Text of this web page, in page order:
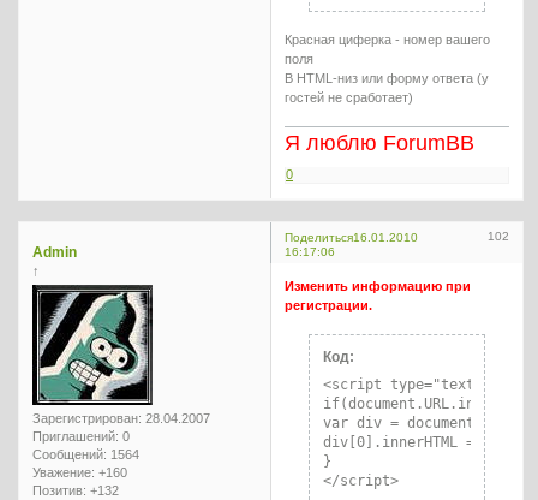
Красная циферка - номер вашего
поля
В HTML-низ или форму ответа (у
гостей не сработает)
Я люблю ForumBB
0
Поделиться 102
16.01.2010
16:17:06
Admin
↑
Зарегистрирован: 28.04.2007
Приглашений: 0
Сообщений: 1564
Уважение: +160
Позитив: +132
Изменить информацию при
регистрации.
Код:
<script type="text/
var div =
div[0].innerHTML = "Ваш
}
</script>